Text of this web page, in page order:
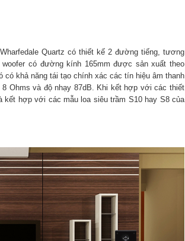
Quartz có thiết kế 2 đường tiếng, tương
có đường kính 165mm được sản xuất theo
có khả năng tái tạo chính xác các tín hiệu âm thanh
Ohms và độ nhạy 87dB. Khi kết hợp với các thiết
kết hợp với các mẫu loa siêu trầm S10 hay S8 của